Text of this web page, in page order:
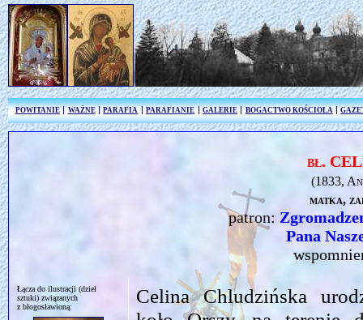
POWITANIE WAŻNE PARAFIA PARAFIANIE GALERIE BOGACTWO KOŚCIOŁA
bł.
(1833,
matka,
patron:
Pana
Łącza do ilustracji (dzieł
sztuki) związanych
z błogosławioną:
Celina Chludzińska